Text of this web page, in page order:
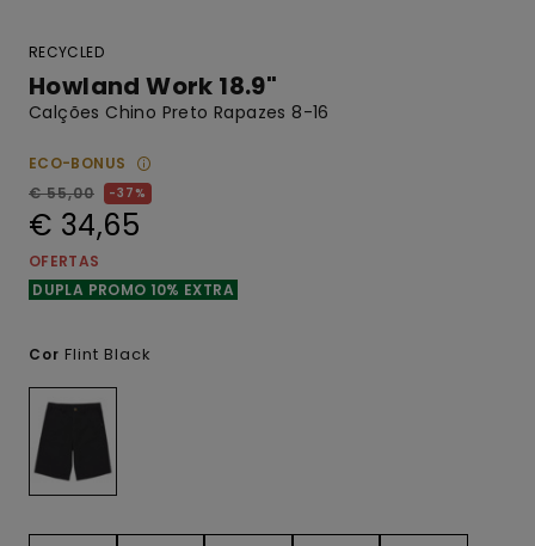
RECYCLED
Howland Work 18.9"
Calções Chino Preto Rapazes 8-16
ECO-BONUS
€ 55,00
37%
€ 34,65
OFERTAS
DUPLA PROMO 10% EXTRA
Cor Flint Black